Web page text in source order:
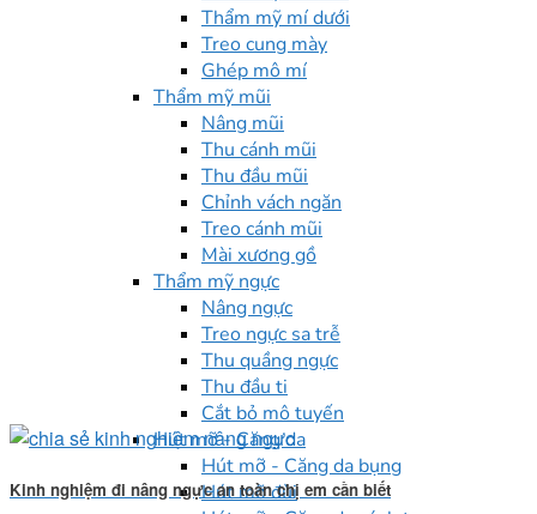
Thẩm mỹ mí dưới
Treo cung mày
Ghép mô mí
Thẩm mỹ mũi
Nâng mũi
Thu cánh mũi
Thu đầu mũi
Chỉnh vách ngăn
Treo cánh mũi
Mài xương gồ
Thẩm mỹ ngực
Nâng ngực
Treo ngực sa trễ
Thu quầng ngực
Thu đầu ti
Cắt bỏ mô tuyến
Hút mỡ - Căng da
Hút mỡ - Căng da bụng
Hút mỡ đùi
Kinh nghiệm đi nâng ngực an toàn chị em cần biết